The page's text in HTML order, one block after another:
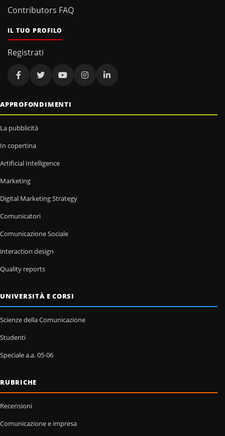
Contributors FAQ
IL TUO PROFILO
Registrati
APPROFONDIMENTI
La pubblicità
In copertina
Artificial Intelligence
Marketing
Digital Marketing Strategy
Comunicatori
Comunicazione Sociale
interaction design
Quality reports
UNIVERSITÀ E CORSI
Scienze della Comunicazione
Studenti
Speciale a.a. 05-06
RUBRICHE
Recensioni
Comunicazione e impresa